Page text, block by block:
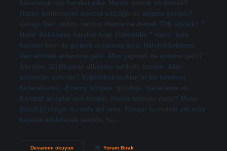
kazanmak için hareket eder. Hamle demek ne demek?
Hamle kelimesinin mevcut sözlüğü ne anlama geliyor?
Cevap: İleri, atılım, saldırı. Hamle ne demek TDK sözlük? ”
Haml ‘kökünden hareket Arap kökenlidir. ” Haml ‘hem
hareket hem de giymek anlamına gelir. Hareket kelimesi
ileri atılmak anlamına gelir. Akın yapmak ne anlama gelir?
Aksiyon. [2] Düşman ülkesine saldırdı, baskın. Akın
anlamları nelerdir? Vikisörkuk’ta Akın’ın bir tanımını
bulacaksınız. -Enemy bölgesi, gözdağı, işaretleme vb.
Kolektif amaçlar için baskın. Hamle tahmini nedir? Move
(büst) [i] rüzgar hızında ani artış. Rüzgar hızındaki ani artış
hareket edebilecek şekilde, bu…
Devamını okuyunAkın
Yorum Bırak